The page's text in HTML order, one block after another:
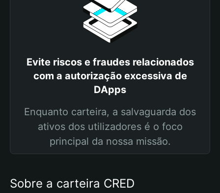
Evite riscos e fraudes relacionados
com a autorização excessiva de
DApps
Enquanto carteira, a salvaguarda dos
ativos dos utilizadores é o foco
principal da nossa missão.
Sobre a carteira CRED